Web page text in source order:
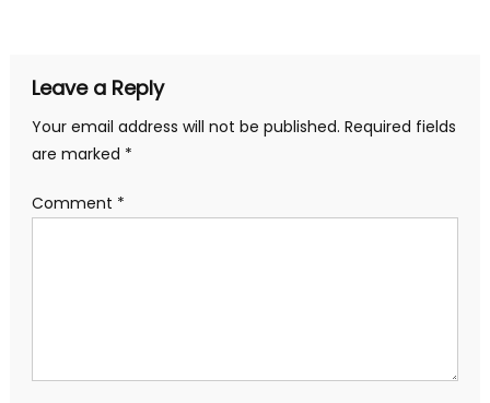
Leave a Reply
Your email address will not be published. Required fields
are marked *
Comment *